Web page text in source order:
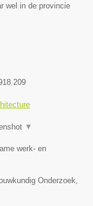
wel in de provincie
▼
werk- en
Onderzoek,